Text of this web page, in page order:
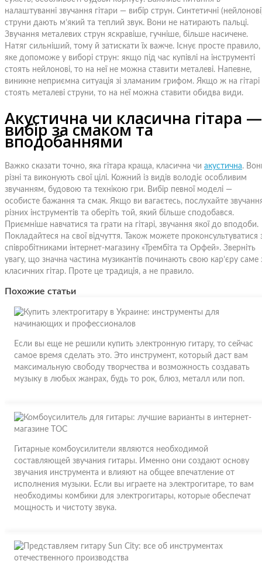
налаштуванні звучання гітари — вибір струн. Синтетичні
струни дають м’який та теплий звук. Вони не натирають пальці.
Звучання металевих струн яскравіше, гучніше, більше насичене.
Натяг сильніший, тому й затискати їх важче. Існує просте правило,
яке допоможе у виборі струн: якщо під час купівлі на інструменті
стоять нейлонові, то на неї не можна ставити металеві. Напевне,
виникне неприємна ситуація зі зламаним грифом. Якщо ж на гітарі
стоять металеві струни, то на неї можна ставити обидва види.
Акустична чи класична гітара —
вибір за смаком та
вподобаннями
Важко сказати точно, яка гітара краща, класична чи акустична.
різні та виконують свої цілі. Кожний із видів володіє особливим
звучанням, будовою та технікою гри. Вибір певної моделі —
особисте бажання та смак. Якщо ви вагаєтесь, послухайте
різних інструментів та оберіть той, який більше сподобався.
Приємніше навчатися та грати на гітарі, звучання якої до вподоби.
Покладайтеся на свої відчуття. Також можете проконсультуватися
співробітниками інтернет-магазину «Трембіта та Орфей». Зверніть
увагу, що значна частина музикантів починають свою кар’єру саме
класичних гітар. Проте це традиція, а не правило.
Похожие статьи
Если вы еще не решили купить электронную гитару, то сейчас
самое время сделать это. Это инструмент, который даст вам
максимальную свободу творчества и возможность создавать
музыку в любых жанрах, будь то рок, блюз, металл или поп.
Гитарные комбоусилители являются необходимой
составляющей звучания гитары. Именно они создают основу
звучания инструмента и влияют на общее впечатление от
исполнения музыки. Если вы играете на электрогитаре, то вам
необходимы комбики для электрогитары, которые обеспечат
мощность и чистоту звука.